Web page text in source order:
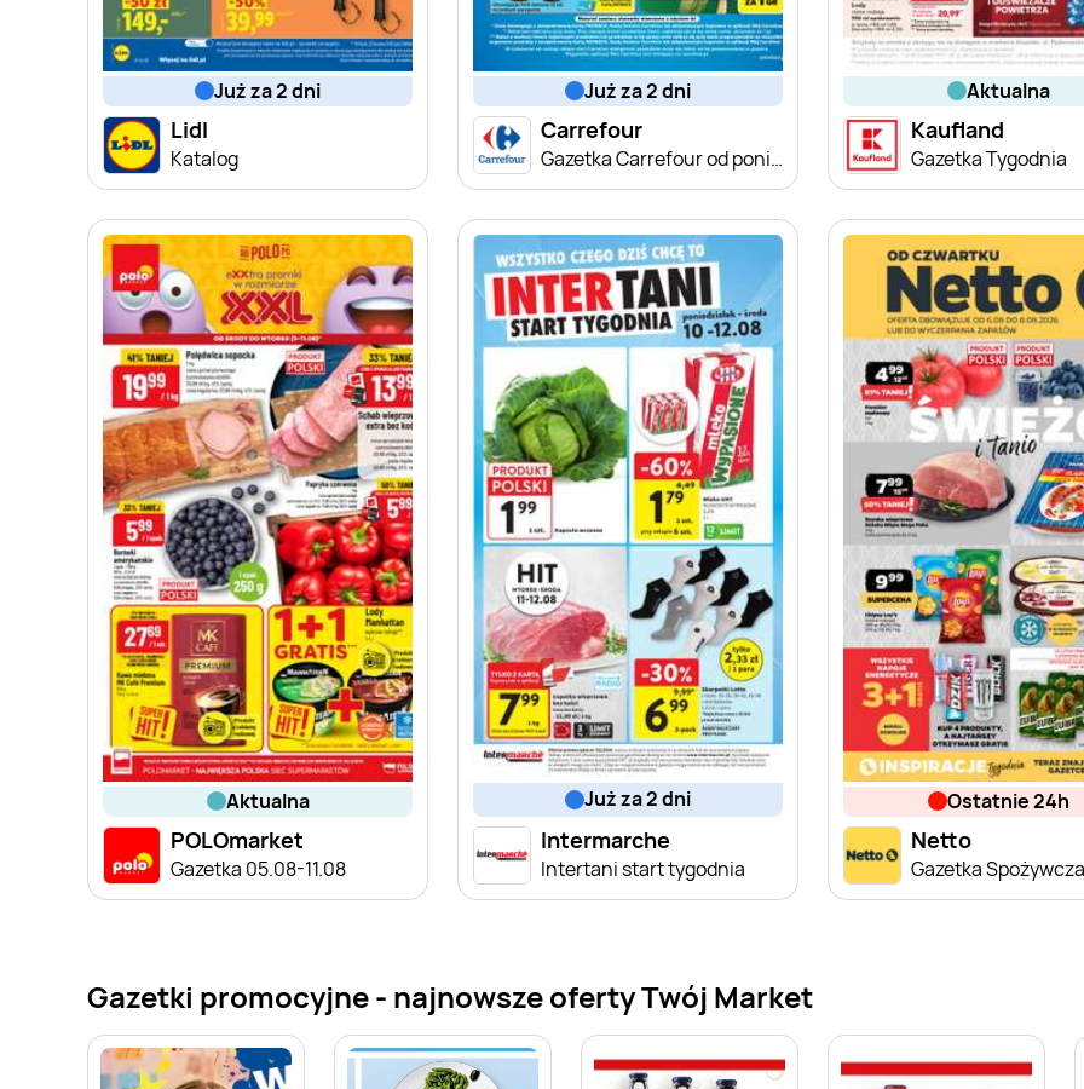
już za 2 dni
Lidl
Katalog
już za 2 dni
Carrefour
Gazetka Carrefour od poniedziałku
aktualna
Kaufland
Gazetka Tygodnia
aktualna
POLOmarket
Gazetka 05.08-11.08
już za 2 dni
Intermarche
Intertani start tygodnia
ostatnie 24h
Netto
Gazetka Spożywcza
Gazetki promocyjne - najnowsze oferty Twój Market